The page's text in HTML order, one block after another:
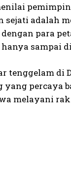
sejati adalah
para
sampai
tenggelam
percaya
melayani